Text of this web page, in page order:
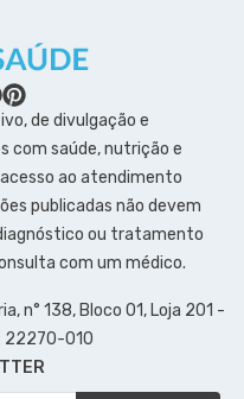
de divulgação e
com saúde, nutrição e
ao atendimento
publicadas não devem
ou tratamento
com um médico.
n° 138, Bloco 01, Loja 201 -
22270-010